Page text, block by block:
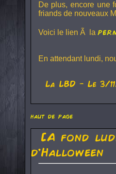
De plus, encore une
friands de nouveaux
Voici le lien Ã la
En attendant lundi,
La LBD - Le 3/
haut de page
[A fond
d'Halloween